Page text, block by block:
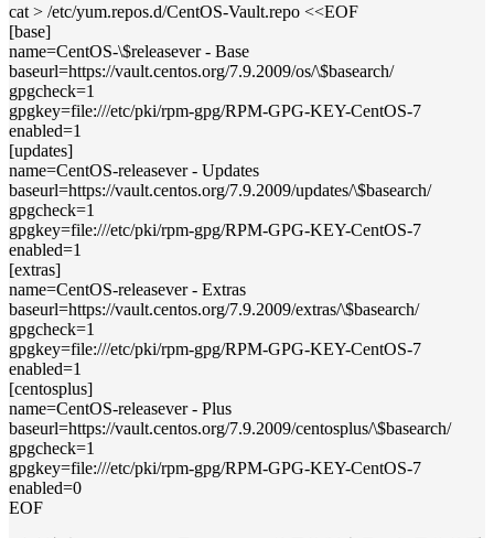
cat > /etc/yum.repos.d/CentOS-Vault.repo <<EOF
[base]
name=CentOS-\$releasever - Base
baseurl=https://vault.centos.org/7.9.2009/os/\$basearch/
gpgcheck=1
gpgkey=file:///etc/pki/rpm-gpg/RPM-GPG-KEY-CentOS-7
enabled=1
[updates]
name=CentOS-releasever - Updates
baseurl=https://vault.centos.org/7.9.2009/updates/\$basearch/
gpgcheck=1
gpgkey=file:///etc/pki/rpm-gpg/RPM-GPG-KEY-CentOS-7
enabled=1
[extras]
name=CentOS-releasever - Extras
baseurl=https://vault.centos.org/7.9.2009/extras/\$basearch/
gpgcheck=1
gpgkey=file:///etc/pki/rpm-gpg/RPM-GPG-KEY-CentOS-7
enabled=1
[centosplus]
name=CentOS-releasever - Plus
baseurl=https://vault.centos.org/7.9.2009/centosplus/\$basearch/
gpgcheck=1
gpgkey=file:///etc/pki/rpm-gpg/RPM-GPG-KEY-CentOS-7
enabled=0
EOF